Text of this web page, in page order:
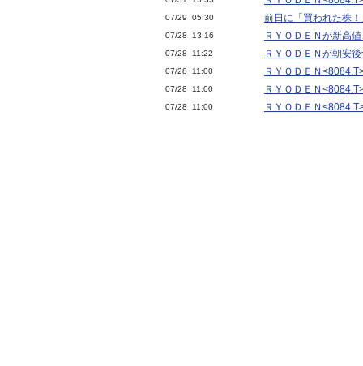
07/29 05:30 前日に「買われた株
07/28 13:16 ＲＹＯＤＥＮが新高
07/28 11:22 ＲＹＯＤＥＮが朝安
07/28 11:00 ＲＹＯＤＥＮ
07/28 11:00 ＲＹＯＤＥＮ
07/28 11:00 ＲＹＯＤＥＮ